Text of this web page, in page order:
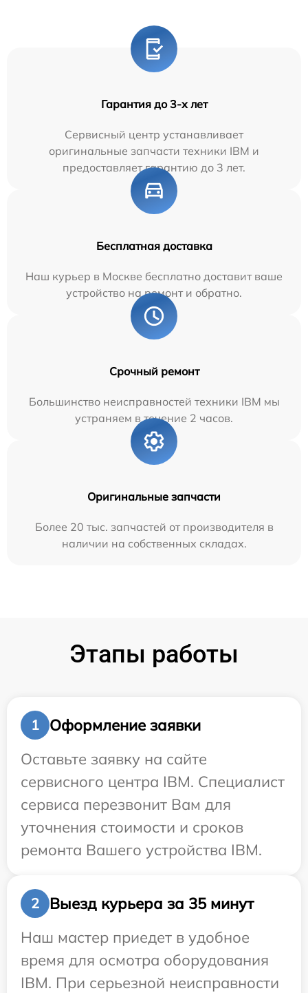
Гарантия до 3-х лет
Сервисный центр устанавливает
оригинальные запчасти техники IBM и
предоставляет гарантию до 3 лет.
Бесплатная доставка
Наш курьер в Москве бесплатно доставит ваше
устройство на ремонт и обратно.
Срочный ремонт
Большинство неисправностей техники IBM мы
устраняем в течение 2 часов.
Оригинальные запчасти
Более 20 тыс. запчастей от производителя в
наличии на собственных складах.
Этапы работы
1
Оформление заявки
Оставьте заявку на сайте
сервисного центра IBM. Специалист
сервиса перезвонит Вам для
уточнения стоимости и сроков
ремонта Вашего устройства IBM.
2
Выезд курьера за 35 минут
Наш мастер приедет в удобное
время для осмотра оборудования
IBM. При серьезной неисправности